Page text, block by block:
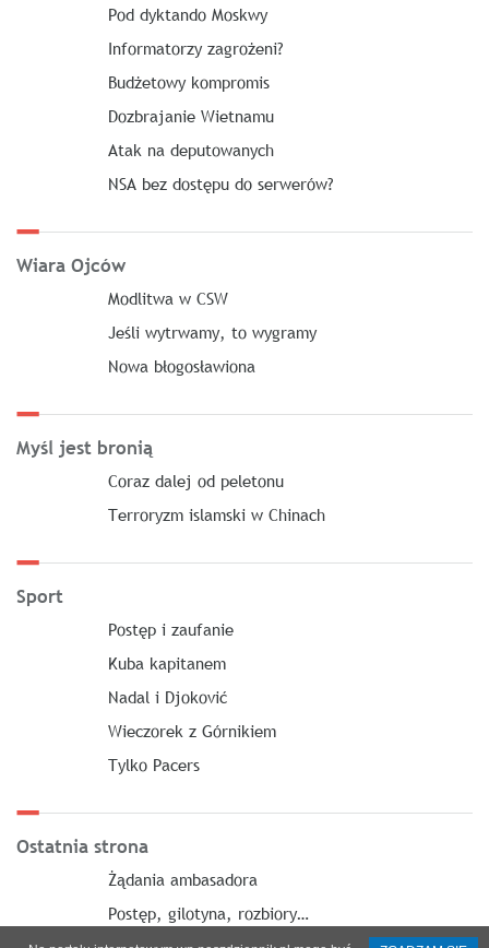
Pod dyktando Moskwy
Informatorzy zagrożeni?
Budżetowy kompromis
Dozbrajanie Wietnamu
Atak na deputowanych
NSA bez dostępu do serwerów?
Wiara Ojców
Modlitwa w CSW
Jeśli wytrwamy, to wygramy
Nowa błogosławiona
Myśl jest bronią
Coraz dalej od peletonu
Terroryzm islamski w Chinach
Sport
Postęp i zaufanie
Kuba kapitanem
Nadal i Djoković
Wieczorek z Górnikiem
Tylko Pacers
Ostatnia strona
Żądania ambasadora
Postęp, gilotyna, rozbiory…